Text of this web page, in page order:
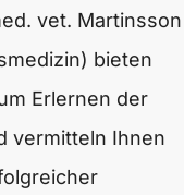
vet. Martinsson
bieten
Erlernen der
vermitteln Ihnen